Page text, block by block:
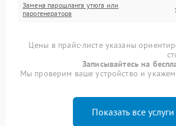
Замена парошланга утюга или
парогенератора
Цены в прайс-листе указаны
Записывайтесь на
Мы проверим ваше устройство и укажем
Показать все услуги